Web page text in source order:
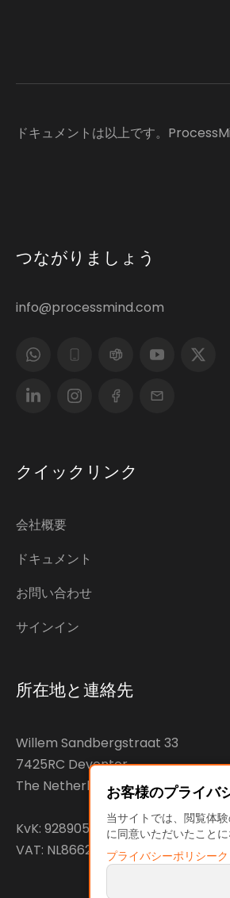
ドキュメントは以上です。
つながりましょう
info@processmind.com
クイックリンク
会社概要
ドキュメント
お問い合わせ
サインイン
所在地と連絡先
Willem Sandbergstraat 33
7425RC Deventer
The Netherlands
KvK: 92890598
VAT: NL866207144B01
お客様のプライバ
当サイトでは、閲覧体
に同意いただいたことに
プライバシーポリシー